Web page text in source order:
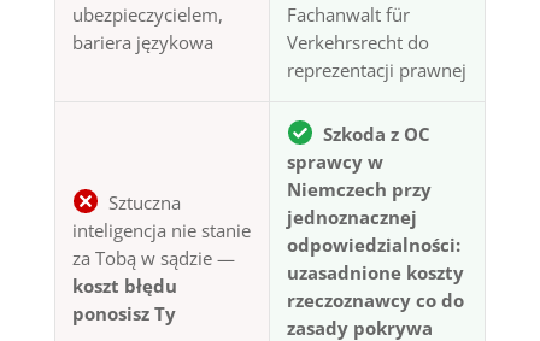
ubezpieczycielem,
bariera językowa
Fachanwalt für
Verkehrsrecht do
reprezentacji prawnej
Sztuczna
inteligencja nie stanie
za Tobą w sądzie —
koszt błędu
ponosisz Ty
Szkoda z OC
sprawcy w
Niemczech przy
jednoznacznej
odpowiedzialności:
uzasadnione koszty
rzeczoznawcy co do
zasady pokrywa